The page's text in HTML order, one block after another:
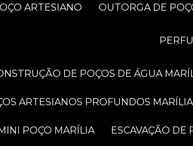
ARTESIANO OUTORGA DE
DE POÇOS DE ÁGUA
ARTESIANOS PROFUNDOS MARÍLIA
POÇO MARÍLIA ESCAVAÇÃO